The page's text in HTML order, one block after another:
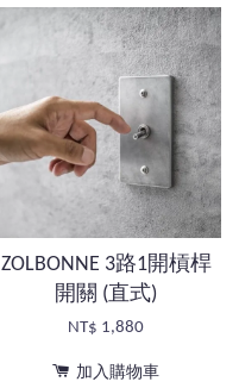
ZOLBONNE 3路1開槓桿
開關 (直式)
NT$ 1,880
加入購物車